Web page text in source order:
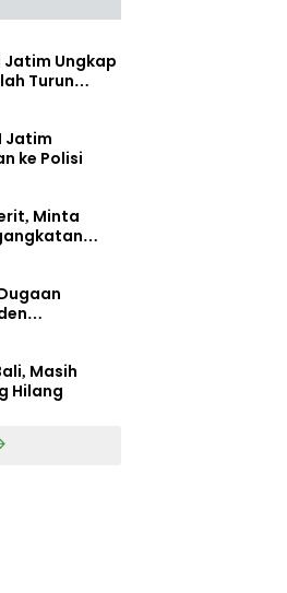
Ungkap
Turun
Jatim
ke Polisi
Minta
Masih
Hilang